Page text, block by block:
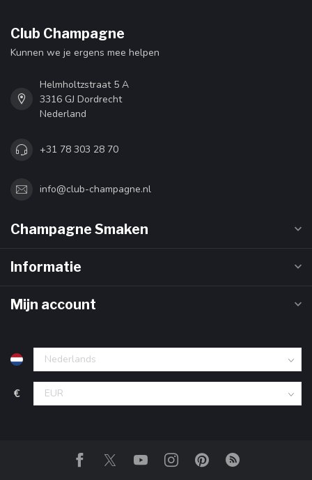
Club Champagne
Kunnen we je ergens mee helpen
Helmholtzstraat 5 A
3316 GJ Dordrecht
Nederland
+31 78 303 28 70
info@club-champagne.nl
Champagne Smaken
Informatie
Mijn account
€